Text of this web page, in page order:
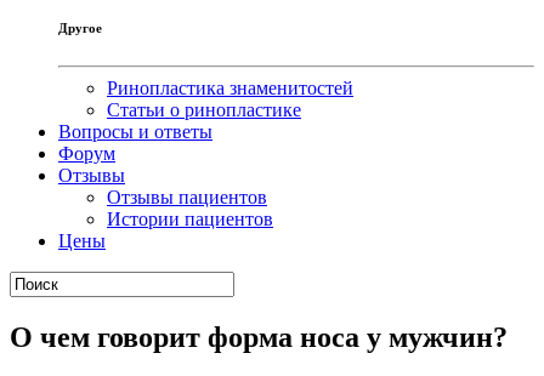
Другое
Ринопластика знаменитостей
Статьи о ринопластике
Вопросы и ответы
Форум
Отзывы
Отзывы пациентов
Истории пациентов
Цены
О чем говорит форма носа у мужчин?